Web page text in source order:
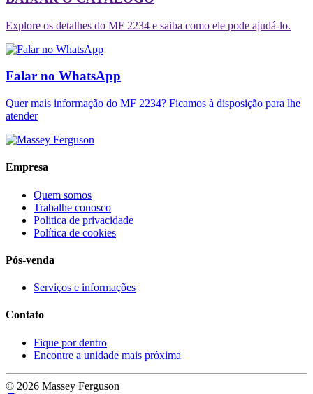
Explore os detalhes do MF 2234 e saiba como ele pode ajudá-lo.
Falar no WhatsApp
Quer mais informação do MF 2234? Ficamos à disposição para lhe
atender
Empresa
Quem somos
Trabalhe conosco
Politica de privacidade
Política de cookies
Pós-venda
Serviços e informações
Contato
Fique por dentro
Encontre a unidade mais próxima
© 2026 Massey Ferguson